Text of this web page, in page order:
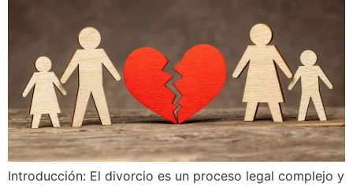
Introducción: El divorcio es un proceso legal complejo y